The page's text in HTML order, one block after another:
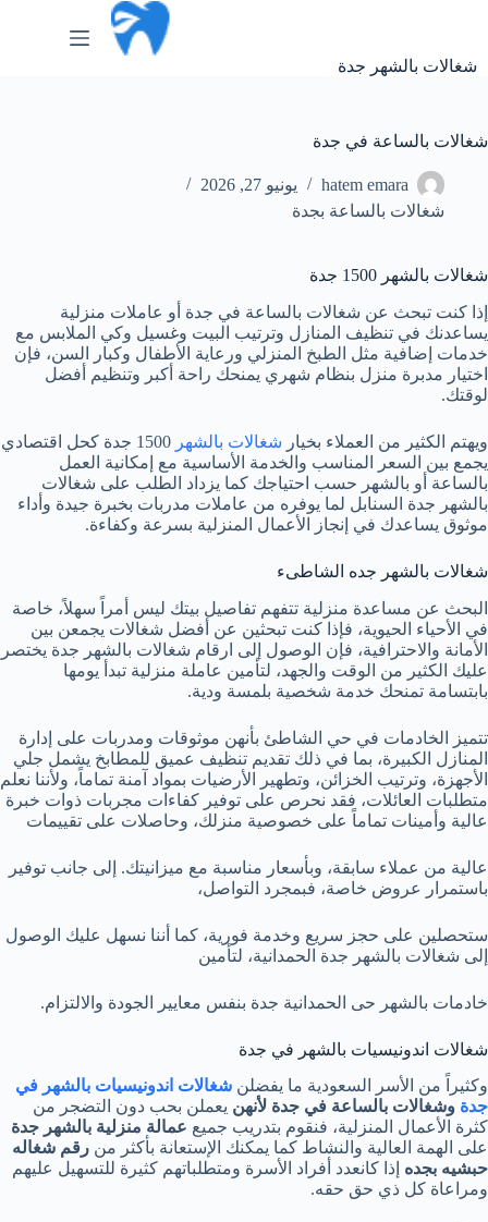
شغالات بالشهر جدة
شغالات بالساعة في جدة
hatem emara
يونيو 27, 2026
شغالات بالساعة بجدة
شغالات بالشهر 1500 جدة
إذا كنت تبحث عن شغالات بالساعة في جدة أو عاملات منزلية
يساعدنك في تنظيف المنازل وترتيب البيت وغسيل وكي الملابس مع
خدمات إضافية مثل الطبخ المنزلي ورعاية الأطفال وكبار السن، فإن
اختيار مدبرة منزل بنظام شهري يمنحك راحة أكبر وتنظيم أفضل
لوقتك.
ويهتم الكثير من العملاء بخيار شغالات بالشهر
1500 جدة كحل اقتصادي
يجمع بين السعر المناسب والخدمة الأساسية مع إمكانية العمل
بالساعة أو بالشهر حسب احتياجك كما يزداد الطلب على شغالات
بالشهر جدة السنابل لما يوفره من عاملات مدربات بخبرة جيدة وأداء
موثوق يساعدك في إنجاز الأعمال المنزلية بسرعة وكفاءة.
شغالات بالشهر جده الشاطىء
البحث عن مساعدة منزلية تتفهم تفاصيل بيتك ليس أمراً سهلاً، خاصة
في الأحياء الحيوية، فإذا كنت تبحثين عن أفضل شغالات يجمعن بين
الأمانة والاحترافية، فإن الوصول إلى ارقام شغالات بالشهر جدة يختصر
عليك الكثير من الوقت والجهد، لتأمين عاملة منزلية تبدأ يومها
بابتسامة تمنحك خدمة شخصية بلمسة ودية.
​تتميز الخادمات في حي الشاطئ بأنهن موثوقات ومدربات على إدارة
المنازل الكبيرة، بما في ذلك تقديم تنظيف عميق للمطابخ يشمل جلي
الأجهزة، وترتيب الخزائن، وتطهير الأرضيات بمواد آمنة تماماً، و​لأننا نعلم
متطلبات العائلات، فقد نحرص على توفير كفاءات مجربات ذوات خبرة
عالية وأمينات تماماً على خصوصية منزلك، وحاصلات على تقييمات
عالية من عملاء سابقة، وبأسعار مناسبة مع ميزانيتك. إلى جانب توفير
باستمرار عروض خاصة، فبمجرد التواصل،
ستحصلين على حجز سريع وخدمة فورية، كما أننا نسهل عليك الوصول
إلى شغالات بالشهر جدة الحمدانية، لتأمين
خادمات بالشهر حى الحمدانية جدة بنفس معايير الجودة والالتزام.
شغالات اندونيسيات بالشهر في جدة
وكثيراً من الأسر السعودية ما يفضلن شغالات اندونيسيات بالشهر في
جدة وشغالات بالساعة في جدة لأنهن يعملن بحب دون التضجر من
كثرة الأعمال المنزلية، فنقوم بتدريب جميع عمالة منزلية بالشهر جدة
على الهمة العالية والنشاط كما يمكنك الإستعانة بأكثر من رقم شغاله
حبشيه بجده إذا كانعدد أفراد الأسرة ومتطلباتهم كثيرة للتسهيل عليهم
ومراعاة كل ذي حق حقه.